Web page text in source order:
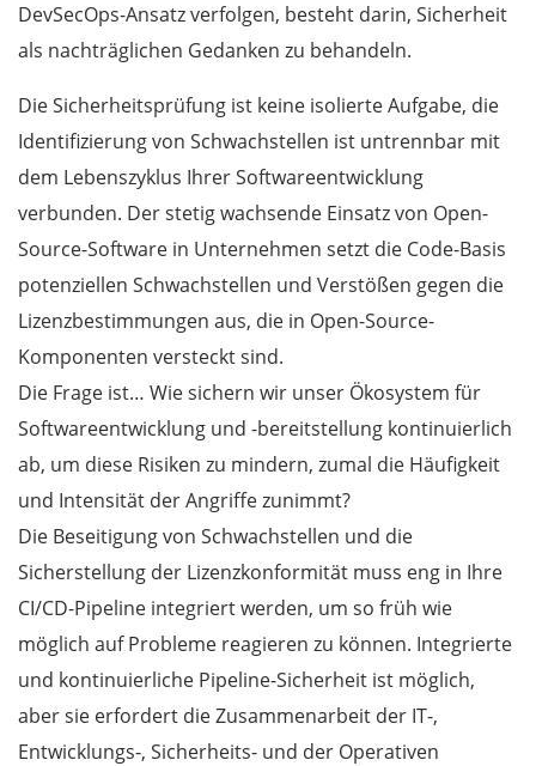
DevSecOps-Ansatz verfolgen, besteht darin, Sicherheit
als nachträglichen Gedanken zu behandeln.
Die Sicherheitsprüfung ist keine isolierte Aufgabe, die
Identifizierung von Schwachstellen ist untrennbar mit
dem Lebenszyklus Ihrer Softwareentwicklung
verbunden. Der stetig wachsende Einsatz von Open-
Source-Software in Unternehmen setzt die Code-Basis
potenziellen Schwachstellen und Verstößen gegen die
Lizenzbestimmungen aus, die in Open-Source-
Komponenten versteckt sind.
Die Frage ist… Wie sichern wir unser Ökosystem für
Softwareentwicklung und -bereitstellung kontinuierlich
ab, um diese Risiken zu mindern, zumal die Häufigkeit
und Intensität der Angriffe zunimmt?
Die Beseitigung von Schwachstellen und die
Sicherstellung der Lizenzkonformität muss eng in Ihre
CI/CD-Pipeline integriert werden, um so früh wie
möglich auf Probleme reagieren zu können. Integrierte
und kontinuierliche Pipeline-Sicherheit ist möglich,
aber sie erfordert die Zusammenarbeit der IT-,
Entwicklungs-, Sicherheits- und der Operativen